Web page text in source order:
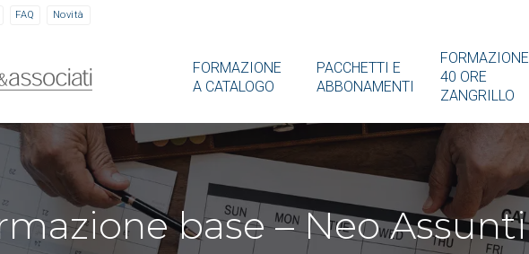
FAQ Novità
FORMAZIONE
A CATALOGO
PACCHETTI E
ABBONAMENTI
FORMAZIONE
40 ORE
ZANGRILLO
base – Neo Assunti